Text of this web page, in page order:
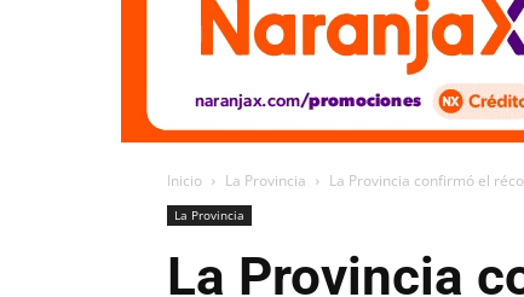
Inicio La Provincia La Provincia confirmó el
La Provincia
La Provincia